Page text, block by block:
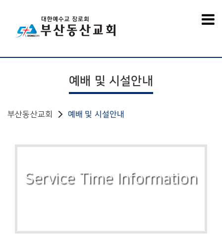
예배 및 시설안내
부산동산교회 예배 및 시설안내
Service Time Information